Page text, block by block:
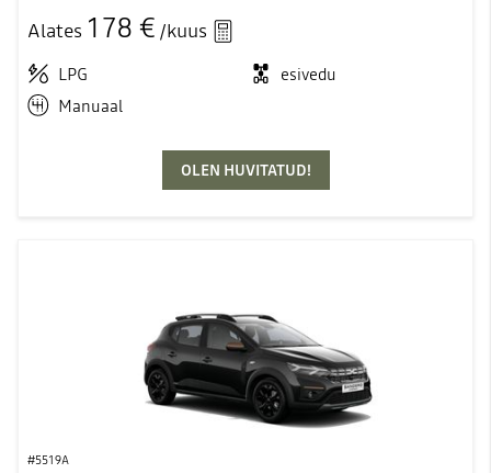
Alates 178 € /kuus
LPG
esivedu
Manuaal
OLEN HUVITATUD!
#5519A